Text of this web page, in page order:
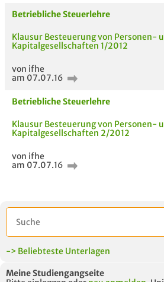
AUCH IM MODUL
Betriebliche Steuerlehre
Klausur Besteuerung von Personen-
Kapitalgesellschaften 1/2012
von ifhe
am 07.07.16
Betriebliche Steuerlehre
Klausur Besteuerung von Personen-
Kapitalgesellschaften 2/2012
von ifhe
am 07.07.16
-> Beliebteste Unterlagen
Meine Studiengangseite